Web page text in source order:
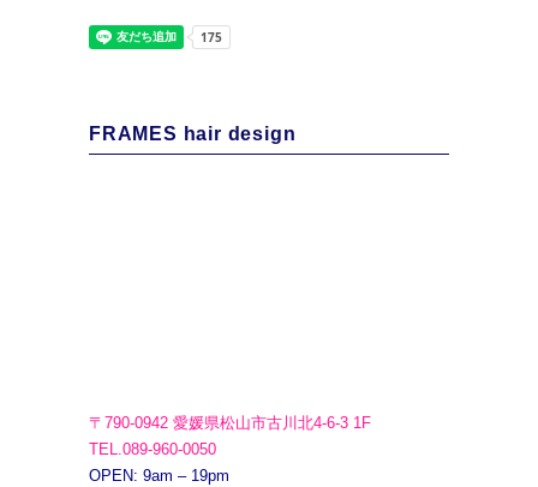
FRAMES hair design
〒790-0942 愛媛県松山市古川北4-6-3 1F
TEL.089-960-0050
OPEN: 9am – 19pm